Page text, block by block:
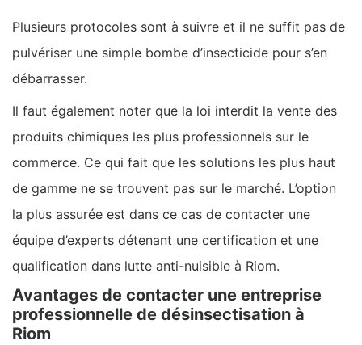
Plusieurs protocoles sont à suivre et il ne suffit pas de
pulvériser une simple bombe d’insecticide pour s’en
débarrasser.
Il faut également noter que la loi interdit la vente des
produits chimiques les plus professionnels sur le
commerce. Ce qui fait que les solutions les plus haut
de gamme ne se trouvent pas sur le marché. L’option
la plus assurée est dans ce cas de contacter une
équipe d’experts détenant une certification et une
qualification dans lutte anti-nuisible à Riom.
Avantages de contacter une entreprise
professionnelle de désinsectisation à
Riom